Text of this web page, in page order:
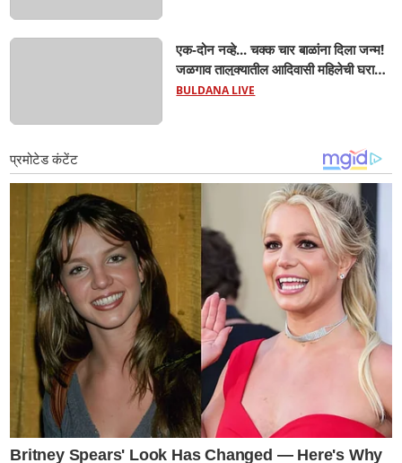
एक-दोन नव्हे... चक्क चार बाळांना दिला जन्म!
जळगाव तालुक्यातील आदिवासी महिलेची घरातच
प्रसूती; आता झाली ७ लेकरांची माय ! वैद्यकीय
BULDANA LIVE